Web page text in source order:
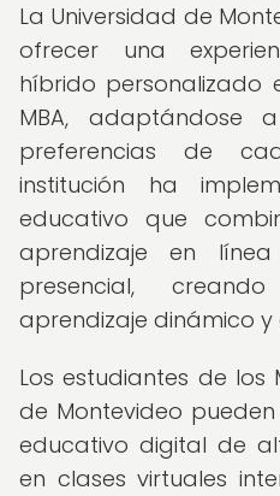
La Universidad de
ofrecer una
híbrido personalizado
MBA, adaptándose
preferencias de
institución ha
educativo que
aprendizaje en
presencial,
aprendizaje dinámico y
Los estudiantes de los
de Montevideo
educativo digital de
en clases virtuales